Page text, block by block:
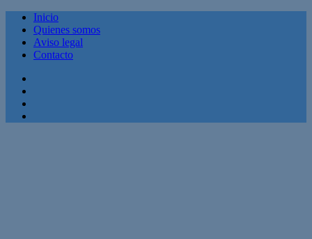
Inicio
Quienes somos
Aviso legal
Contacto